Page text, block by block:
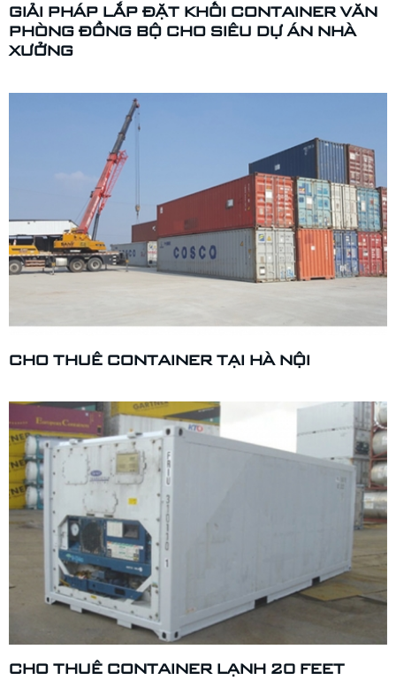
GIẢI PHÁP LẮP ĐẶT KHỐI CONTAINER VĂN
PHÒNG ĐỒNG BỘ CHO SIÊU DỰ ÁN NHÀ
XƯỞNG
CHO THUÊ CONTAINER TẠI HÀ NỘI
CHO THUÊ CONTAINER LẠNH 20 FEET